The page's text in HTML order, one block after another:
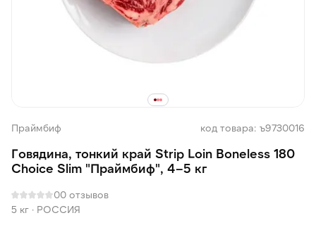
Праймбиф код товара: ъ9730016
Говядина, тонкий край Strip Loin Boneless 180
Choice Slim "Праймбиф", 4–5 кг
00 отзывов
5 кг · РОССИЯ